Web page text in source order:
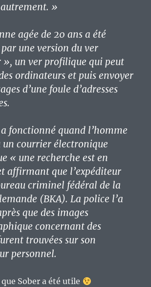
»
agée de 20 ans a été
une version du ver
», un ver profilique qui peut
ordinateurs et puis envoyer
d’une foule d’adresses
fonctionné quand l’homme
un courrier électronique
« une recherche est en
affirmant que l’expéditeur
criminel fédéral de la
(BKA). La police l’a
que des images
concernant des
trouvées sur son
personnel.
Sober a été utile